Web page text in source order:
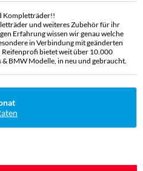
Kompletträder!!
und weiteres Zubehör für ihr
Erfahrung wissen wir genau welche
in Verbindung mit geänderten
bietet weit über 10.000
BMW Modelle, in neu und gebraucht.